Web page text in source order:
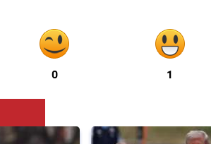
0 1